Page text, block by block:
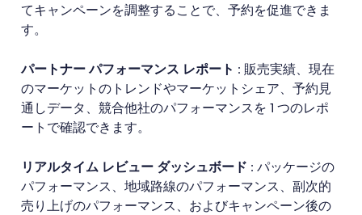
てキャンペーンを調整することで、予約を促進できま
す。
パートナー パフォーマンス レポート : 販売実績、現在
のマーケットのトレンドやマーケットシェア、予約見
通しデータ、競合他社のパフォーマンスを 1 つのレポ
ートで確認できます。
リアルタイム レビュー ダッシュボード : パッケージの
パフォーマンス、地域路線のパフォーマンス、副次的
売り上げのパフォーマンス、およびキャンペーン後の